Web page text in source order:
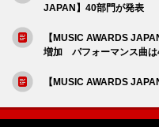
JAPAN】40部門が発表
【MUSIC AWARDS
増加 パフォーマンス曲は
【MUSIC AWARDS